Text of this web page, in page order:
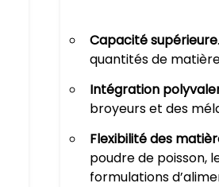
Capacité supérieure
quantités de
Intégration
broyeurs et des
Flexibilité des
poudre de poisson,
formulations